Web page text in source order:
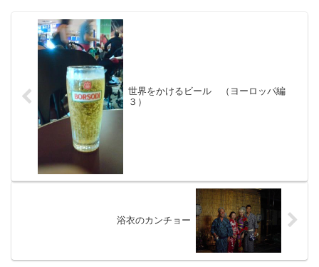
世界をかけるビール （ヨーロッパ編
３）
浴衣のカンチョー